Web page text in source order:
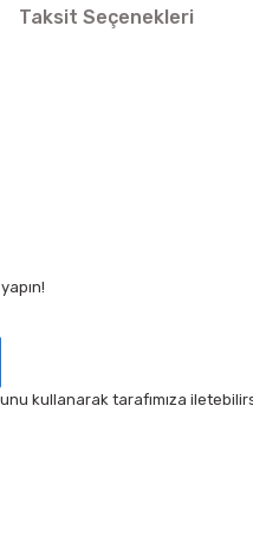
Taksit Seçenekleri
kullanarak tarafımıza